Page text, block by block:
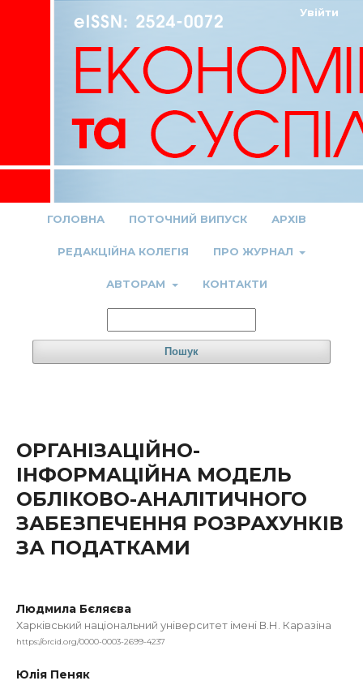
ГОЛОВНА ПОТОЧНИЙ ВИПУСК АРХІВ
РЕДАКЦІЙНА КОЛЕГІЯ ПРО ЖУРНАЛ
АВТОРАМ КОНТАКТИ
Пошук
Увійти
ОРГАНІЗАЦІЙНО-
ІНФОРМАЦІЙНА МОДЕЛЬ
ОБЛІКОВО-АНАЛІТИЧНОГО
ЗАБЕЗПЕЧЕННЯ РОЗРАХУНКІВ
ЗА ПОДАТКАМИ
Людмила Бєляєва
Харківський національний університет імені В.Н. Каразіна
https://orcid.org/0000-0003-2699-4237
Юлія Пеняк